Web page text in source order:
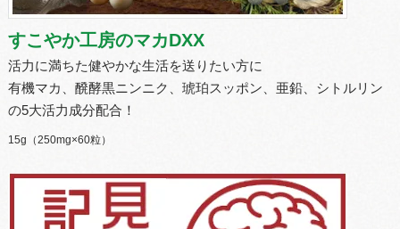
すこやか工房のマカDXX
活力に満ちた健やかな生活を送りたい方に
有機マカ、醗酵黒ニンニク、琥珀スッポン、亜鉛、シトルリン
の5大活力成分配合！
15g（250mg×60粒）